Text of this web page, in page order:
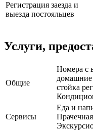
Регистрация заезда и
выезда постояльцев
Услуги,
Общие
Номера с
домашние
стойка
Сервисы
Еда и